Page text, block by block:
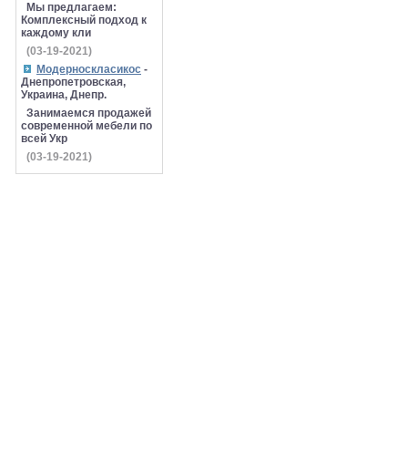
Мы предлагаем:
Комплексный подход к
каждому кли
(03-19-2021)
Модерноскласикос -
Днепропетровская,
Украина, Днепр.
Занимаемся продажей
современной мебели по
всей Укр
(03-19-2021)